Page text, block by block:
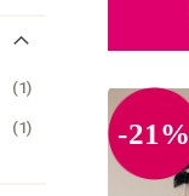
1article
1article -21%